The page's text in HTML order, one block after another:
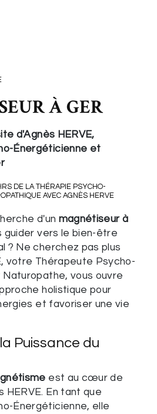
À GER
d'Agnès HERVE,
Énergéticienne et
DE LA THÉRAPIE PSYCHO-
AVEC AGNÈS HERVE
d'un magnétiseur à
guider vers le bien-être
? Ne cherchez pas plus
votre Thérapeute Psycho-
vous ouvre
holistique pour
et favoriser une vie
Puissance du
est au cœur de
HERVE. En tant que
Énergéticienne, elle